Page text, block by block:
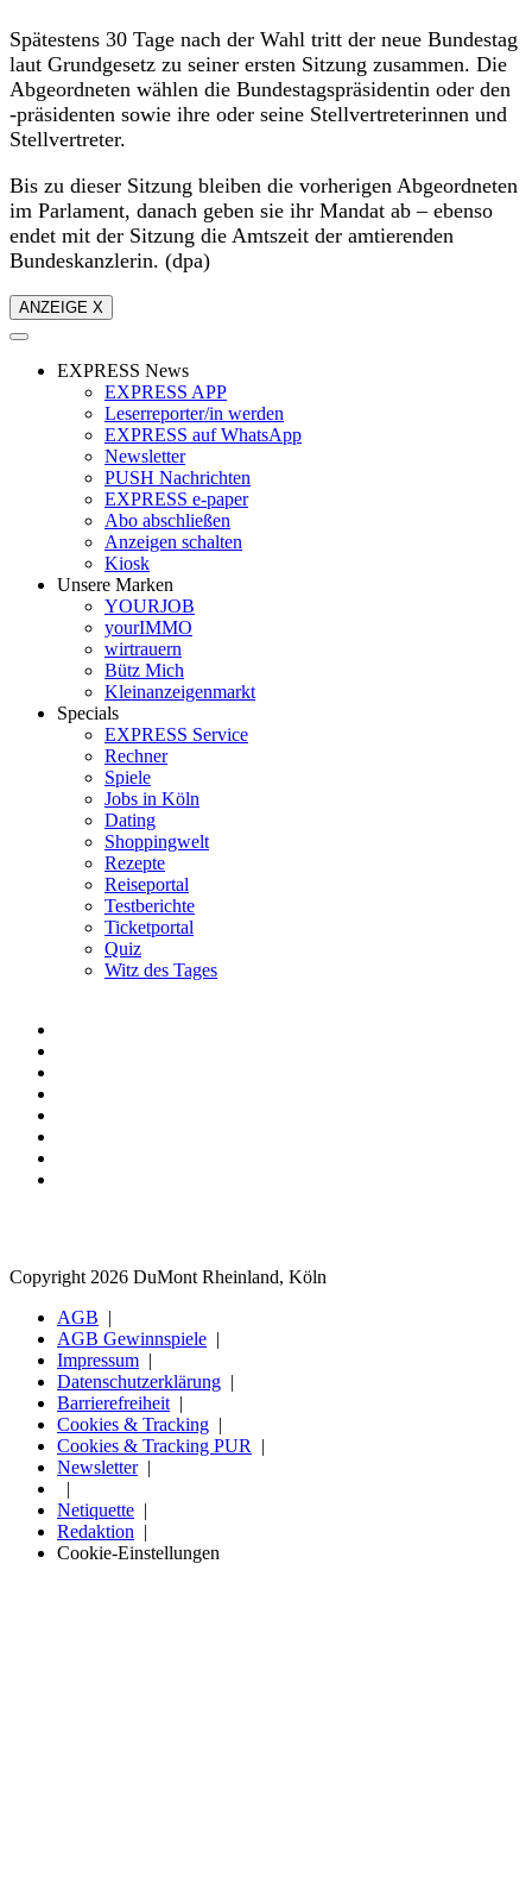
Spätestens 30 Tage nach der Wahl tritt der neue Bundestag
laut Grundgesetz zu seiner ersten Sitzung zusammen. Die
Abgeordneten wählen die Bundestagspräsidentin oder den
-präsidenten sowie ihre oder seine Stellvertreterinnen und
Stellvertreter.
Bis zu dieser Sitzung bleiben die vorherigen Abgeordneten
im Parlament, danach geben sie ihr Mandat ab – ebenso
endet mit der Sitzung die Amtszeit der amtierenden
Bundeskanzlerin. (dpa)
ANZEIGE X
EXPRESS News
EXPRESS APP
Leserreporter/in werden
EXPRESS auf WhatsApp
Newsletter
PUSH Nachrichten
EXPRESS e-paper
Abo abschließen
Anzeigen schalten
Kiosk
Unsere Marken
YOURJOB
yourIMMO
wirtrauern
Bütz Mich
Kleinanzeigenmarkt
Specials
EXPRESS Service
Rechner
Spiele
Jobs in Köln
Dating
Shoppingwelt
Rezepte
Reiseportal
Testberichte
Ticketportal
Quiz
Witz des Tages
Copyright 2026 DuMont Rheinland, Köln
AGB
AGB Gewinnspiele
Impressum
Datenschutzerklärung
Barrierefreiheit
Cookies & Tracking
Cookies & Tracking PUR
Newsletter
Netiquette
Redaktion
Cookie-Einstellungen